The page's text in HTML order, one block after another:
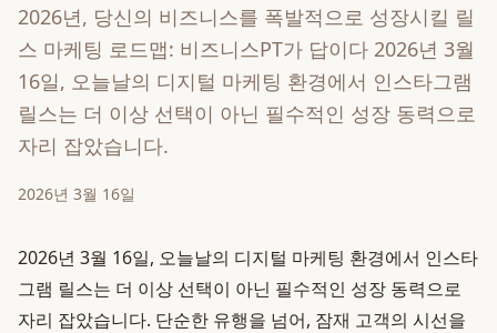
2026년, 당신의 비즈니스를 폭발적으로 성장시킬 릴
스 마케팅 로드맵: 비즈니스PT가 답이다 2026년 3월
16일, 오늘날의 디지털 마케팅 환경에서 인스타그램
릴스는 더 이상 선택이 아닌 필수적인 성장 동력으로
자리 잡았습니다.
2026년 3월 16일
2026년 3월 16일, 오늘날의 디지털 마케팅 환경에서 인스타
그램 릴스는 더 이상 선택이 아닌 필수적인 성장 동력으로
자리 잡았습니다. 단순한 유행을 넘어, 잠재 고객의 시선을